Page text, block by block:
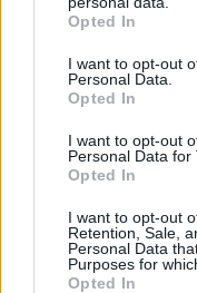
grant or deny consent
use your data for
consent section.
Opted In
I want to opt-out
Personal Data.
Opted In
I want to opt-out
Personal Data for
Opted In
I want to opt-out
Retention, Sale,
Personal Data
Purposes for
Opted In